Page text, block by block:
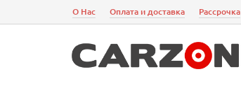
О Нас Оплата и доставка Рассрочка